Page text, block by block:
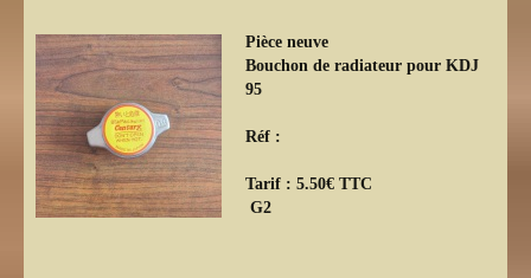
Pièce neuve
Bouchon de radiateur pour KDJ
95
Réf :
Tarif : 5.50€ TTC
G2